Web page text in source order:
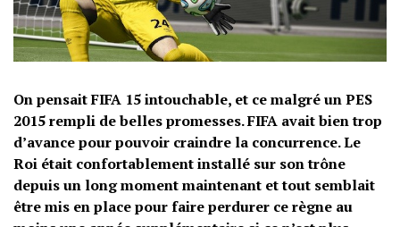
On pensait FIFA 15 intouchable, et ce malgré un PES
2015 rempli de belles promesses. FIFA avait bien trop
d’avance pour pouvoir craindre la concurrence. Le
Roi était confortablement installé sur son trône
depuis un long moment maintenant et tout semblait
être mis en place pour faire perdurer ce règne au